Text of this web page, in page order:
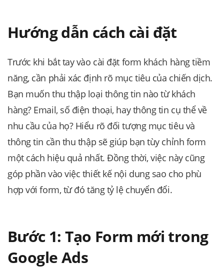
Hướng dẫn cách cài đặt
Trước khi bắt tay vào cài đặt form khách hàng tiềm
năng, cần phải xác định rõ mục tiêu của chiến dịch.
Bạn muốn thu thập loại thông tin nào từ khách
hàng? Email, số điện thoại, hay thông tin cụ thể về
nhu cầu của họ? Hiểu rõ đối tượng mục tiêu và
thông tin cần thu thập sẽ giúp bạn tùy chỉnh form
một cách hiệu quả nhất. Đồng thời, việc này cũng
góp phần vào việc thiết kế nội dung sao cho phù
hợp với form, từ đó tăng tỷ lệ chuyển đổi.
Bước 1: Tạo Form mới trong
Google Ads